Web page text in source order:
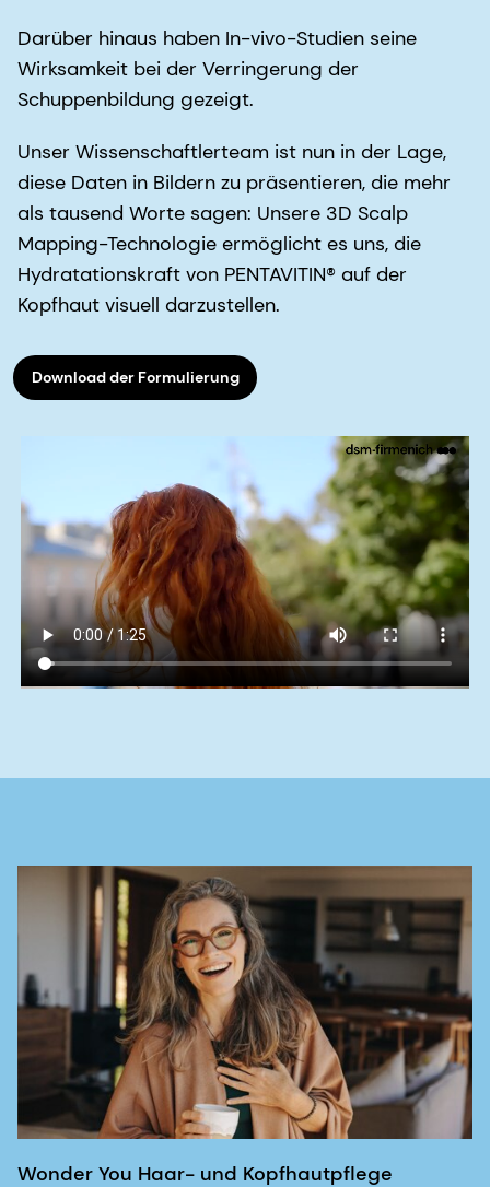
Darüber hinaus haben In-vivo-Studien seine
Wirksamkeit bei der Verringerung der
Schuppenbildung gezeigt.
Unser Wissenschaftlerteam ist nun in der Lage,
diese Daten in Bildern zu präsentieren, die mehr
als tausend Worte sagen: Unsere 3D Scalp
Mapping-Technologie ermöglicht es uns, die
Hydratationskraft von PENTAVITIN® auf der
Kopfhaut visuell darzustellen.
Download der Formulierung
Wonder You Haar- und Kopfhautpflege